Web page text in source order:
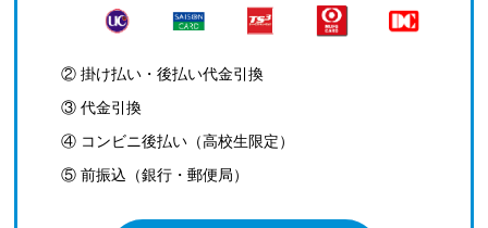
② 掛け払い・後払い代金引換
③ 代金引換
④ コンビニ後払い（高校生限定）
⑤ 前振込（銀行・郵便局）